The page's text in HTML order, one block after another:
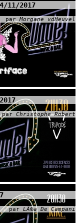
11/2017
parMorgane vdHeuvel
par Christophe Robert
par LÃ©a De Campani